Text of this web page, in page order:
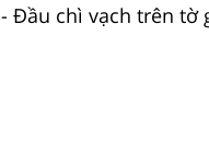
- Đầu chì vạch trên tờ